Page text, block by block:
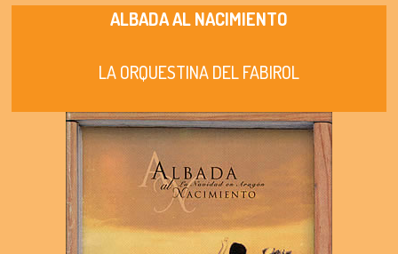
ALBADA AL NACIMIENTO
LA ORQUESTINA DEL FABIROL